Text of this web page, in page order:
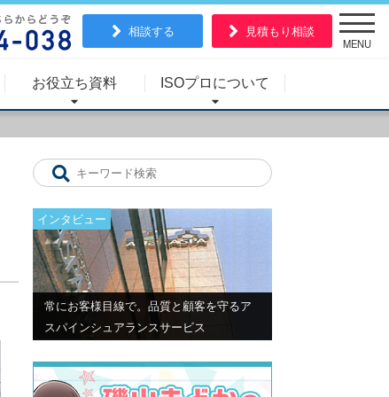
相談する 見積もり相談
MENU
お役立ち資料 ISOプロについて
インタビュー
常にお客様目線で。品質と顧客を守るア
スパインシュアランスサービス